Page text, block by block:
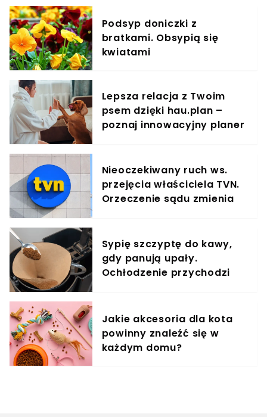
Podsyp doniczki z
bratkami. Obsypią się
kwiatami
Lepsza relacja z Twoim
psem dzięki hau.plan –
poznaj innowacyjny planer
Nieoczekiwany ruch ws.
przejęcia właściciela TVN.
Orzeczenie sądu zmienia
Sypię szczyptę do kawy,
gdy panują upały.
Ochłodzenie przychodzi
Jakie akcesoria dla kota
powinny znaleźć się w
każdym domu?